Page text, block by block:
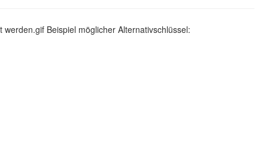
Beispiel möglicher Alternativschlüssel: